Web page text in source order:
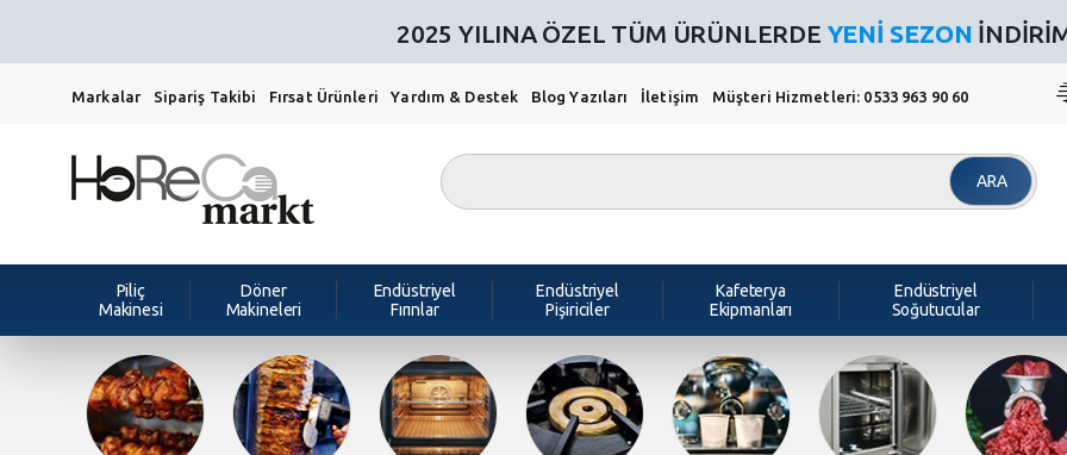
2025 YILINA ÖZEL TÜM ÜRÜNLERDE YENİ SEZON
Markalar Sipariş Takibi Fırsat Ürünleri Yardım & Destek Blog Yazıları İletişim Müşteri Hizmetleri: 0533 963 90 60
ARA
Piliç
Makinesi
Döner
Makineleri
Endüstriyel
Fırınlar
Endüstriyel
Pişiriciler
Kafeterya
Ekipmanları
Endüstriyel
Soğutucular